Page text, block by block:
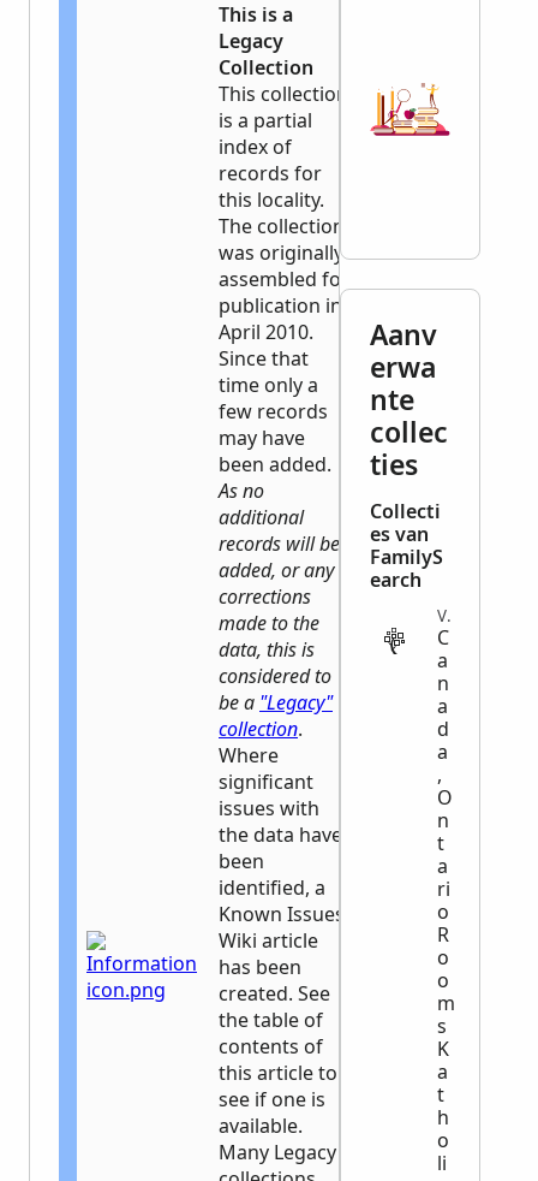
This is a
Legacy
Collection
This collection
is a partial
index of
records for
this locality.
The collection
was originally
assembled for
publication in
April 2010.
Since that
time only a
few records
may have
been added.
As no
additional
records will be
added, or any
corrections
made to the
data, this is
considered to
be a "Legacy"
collection.
Where
significant
issues with
the data have
been
identified, a
Known Issues
Wiki article
has been
created. See
the table of
contents of
this article to
see if one is
available.
Many Legacy
Aanv
erwa
nte
collec
ties
Collecti
es van
FamilyS
earch
VITAL
C
a
n
a
d
a
,
O
n
t
a
ri
o
R
o
o
m
s
K
a
t
h
o
li